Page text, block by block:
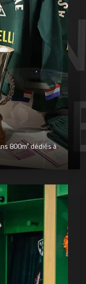
800m² dédiés à